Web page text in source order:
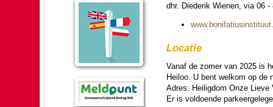
dhr. Diederik Wienen, via 06
Locatie
Vanaf de zomer van 2025 is
Heiloo. U bent welkom op de
Adres: Hei­lig­dom Onze Lieve
Er is voldoende